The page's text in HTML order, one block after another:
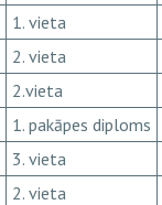
1. vieta
2. vieta
2.vieta
1. pakāpes diploms
3. vieta
2. vieta